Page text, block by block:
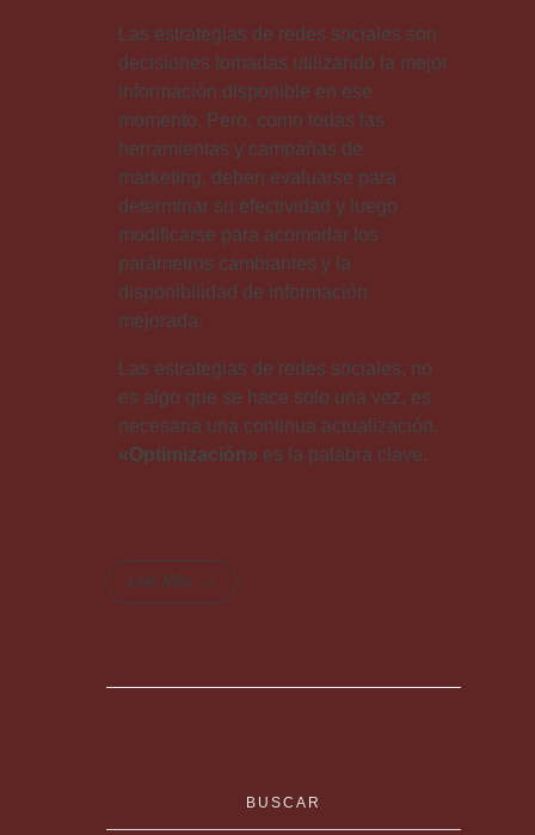
Las estrategias de redes sociales son
decisiones tomadas utilizando la mejor
información disponible en ese
momento. Pero, como todas las
herramientas y campañas de
marketing, deben evaluarse para
determinar su efectividad y luego
modificarse para acomodar los
parámetros cambiantes y la
disponibilidad de información
mejorada.
Las estrategias de redes sociales, no
es algo que se hace solo una vez, es
necesaria una continua actualización.
«Optimización» es la palabra clave.
Leer Más
BUSCAR